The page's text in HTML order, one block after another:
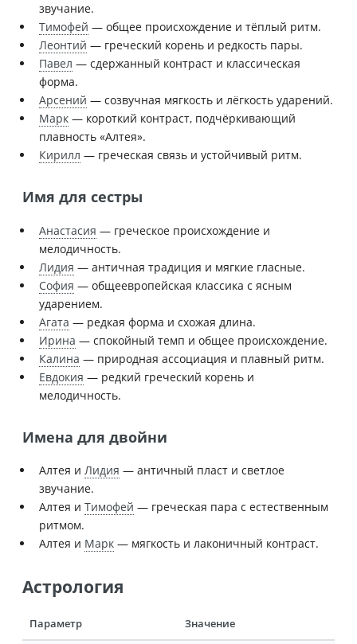
звучание.
Тимофей — общее происхождение и тёплый ритм.
Леонтий — греческий корень и редкость пары.
Павел — сдержанный контраст и классическая
форма.
Арсений — созвучная мягкость и лёгкость ударений.
Марк — короткий контраст, подчёркивающий
плавность «Алтея».
Кирилл — греческая связь и устойчивый ритм.
Имя для сестры
Анастасия — греческое происхождение и
мелодичность.
Лидия — античная традиция и мягкие гласные.
София — общеевропейская классика с ясным
ударением.
Агата — редкая форма и схожая длина.
Ирина — спокойный темп и общее происхождение.
Калина — природная ассоциация и плавный ритм.
Евдокия — редкий греческий корень и
мелодичность.
Имена для двойни
Алтея и Лидия — античный пласт и светлое
звучание.
Алтея и Тимофей — греческая пара с естественным
ритмом.
Алтея и Марк — мягкость и лаконичный контраст.
Астрология
Параметр Значение